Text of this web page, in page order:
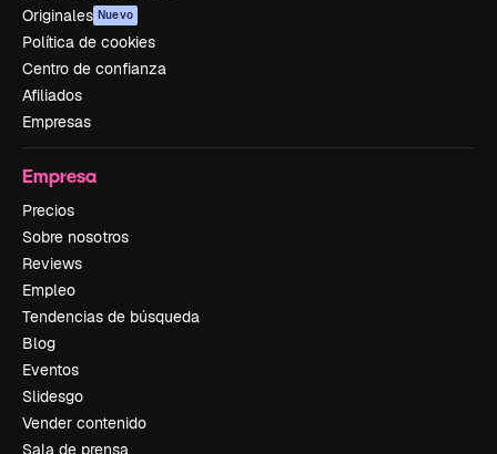
Originales Nuevo
Política de cookies
Centro de confianza
Afiliados
Empresas
Empresa
Precios
Sobre nosotros
Reviews
Empleo
Tendencias de búsqueda
Blog
Eventos
Slidesgo
Vender contenido
Sala de prensa